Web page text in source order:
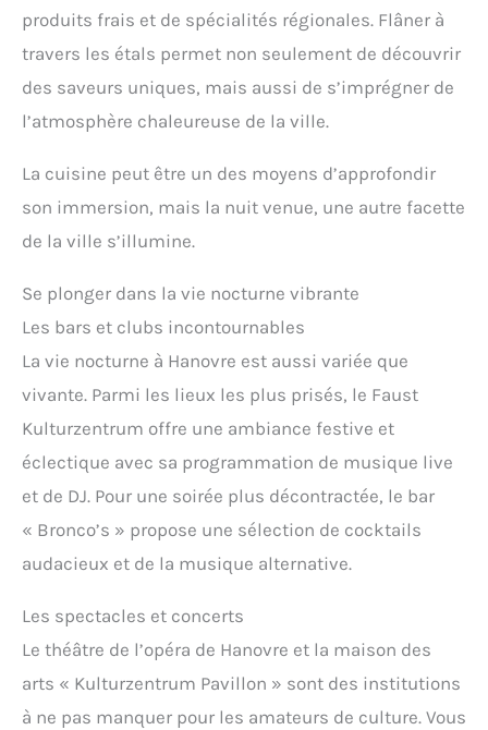
produits frais et de spécialités régionales. Flâner à
travers les étals permet non seulement de découvrir
des saveurs uniques, mais aussi de s’imprégner de
l’atmosphère chaleureuse de la ville.
La cuisine peut être un des moyens d’approfondir
son immersion, mais la nuit venue, une autre facette
de la ville s’illumine.
Se plonger dans la vie nocturne vibrante
Les bars et clubs incontournables
La vie nocturne à Hanovre est aussi variée que
vivante. Parmi les lieux les plus prisés, le Faust
Kulturzentrum offre une ambiance festive et
éclectique avec sa programmation de musique live
et de DJ. Pour une soirée plus décontractée, le bar
« Bronco’s » propose une sélection de cocktails
audacieux et de la musique alternative.
Les spectacles et concerts
Le théâtre de l’opéra de Hanovre et la maison des
arts « Kulturzentrum Pavillon » sont des institutions
à ne pas manquer pour les amateurs de culture. Vous